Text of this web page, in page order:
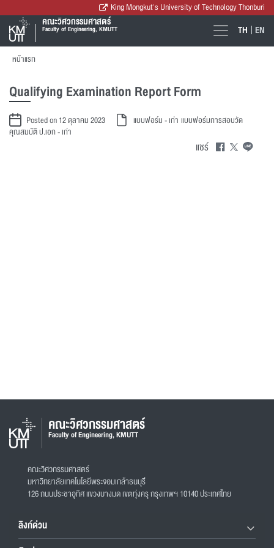
King Mongkut's University of Technology Thonburi
คณะวิศวกรรมศาสตร์
Faculty of Engineering, KMUTT TH EN
หน้าแรก
Qualifying Examination Report Form
Posted on 12 ตุลาคม 2023 แบบฟอร์ม - เก่า แบบฟอร์มการสอบวัด
คุณสมบัติ ป.เอก - เก่า
แชร์
คณะวิศวกรรมศาสตร์
Faculty of Engineering, KMUTT
คณะวิศวกรรมศาสตร์
มหาวิทยาลัยเทคโนโลยีพระจอมเกล้าธนบุรี
126 ถนนประชาอุทิศ แขวงบางมด เขตทุ่งครุ กรุงเทพฯ 10140 ประเทศไทย
ลิงก์ด่วน